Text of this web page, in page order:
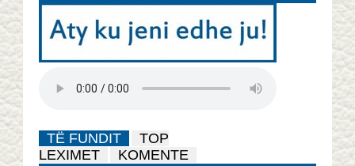
TË FUNDIT
TOP
LEXIMET
KOMENTE